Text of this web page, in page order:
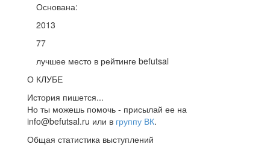
Основана:
2013
77
лучшее место в рейтинге befutsal
О КЛУБЕ
История пишется...
Но ты можешь помочь - присылай ее на
info@befutsal.ru или в группу ВК.
Общая статистика выступлений